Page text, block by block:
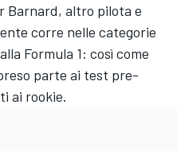
Barnard, altro pilota e
corre nelle categorie
Formula 1: così come
parte ai test pre-
ai rookie.